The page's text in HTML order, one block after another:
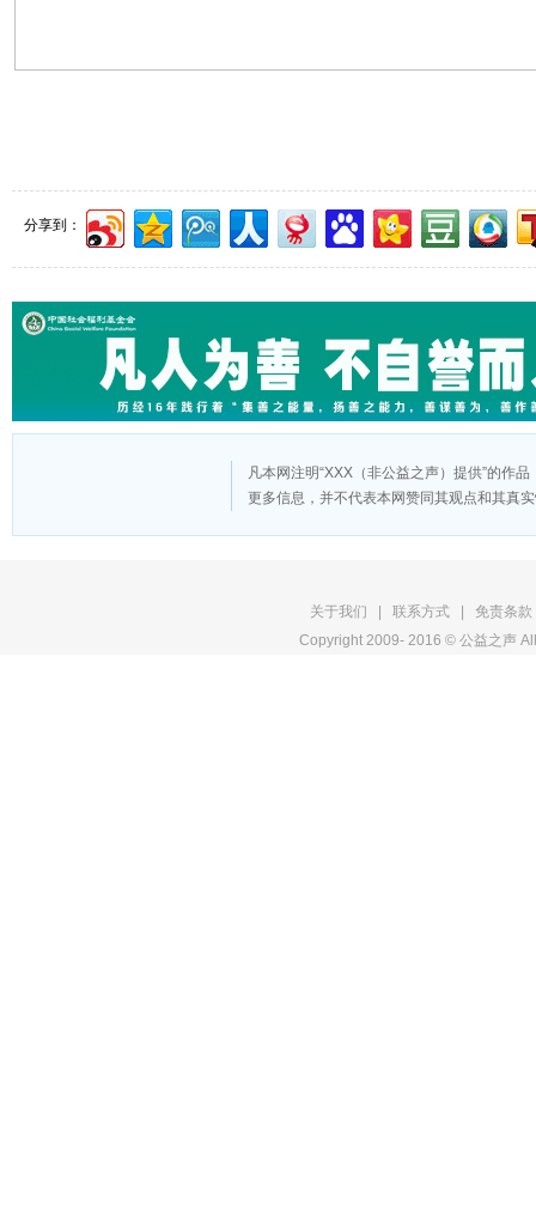
分享到：
凡本网注明“XXX（非公益之声）提供”的作
更多信息，并不代表本网赞同其观点和其真
关于我们 | 联系方式 |
免责条款
Copyright 2009- 2016 © 公益之声